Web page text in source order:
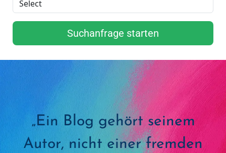
Suchanfrage starten
„Ein Blog gehört seinem
Autor, nicht einer fremden